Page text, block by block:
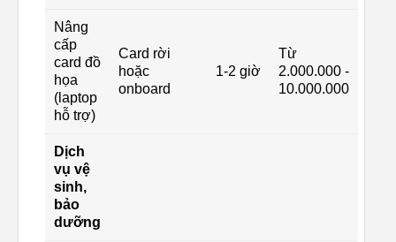
Nâng
cấp
card đồ
họa
(laptop
hỗ trợ)
Card rời
hoặc
onboard
1-2 giờ
Từ
2.000.000 -
10.000.000
Dịch
vụ vệ
sinh,
bảo
dưỡng